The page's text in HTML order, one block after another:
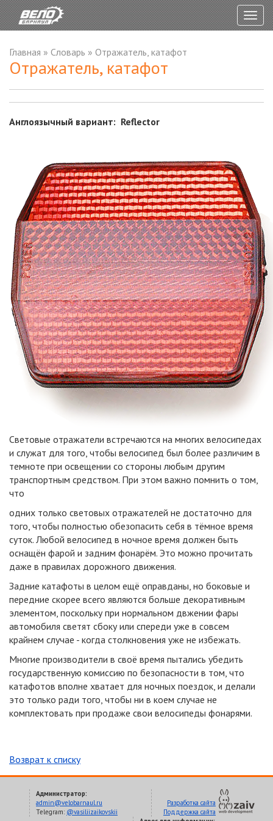
Главная » Словарь » Отражатель, катафот
Отражатель, катафот
Англоязычный вариант: Reflector
Световые отражатели встречаются на многих велосипедах
и служат для того, чтобы велосипед был более различим в
темноте при освещении со стороны любым другим
транспортным средством. При этом важно помнить о том,
что
одних только световых отражателей не достаточно для
того, чтобы полностью обезопасить себя в тёмное время
суток. Любой велосипед в ночное время должен быть
оснащён фарой и задним фонарём. Это можно прочитать
даже в правилах дорожного движения.
Задние катафоты в целом ещё оправданы, но боковые и
передние скорее всего являются больше декоративным
элементом, поскольку при нормальном двжении фары
автомобиля светят сбоку или спереди уже в совсем
крайнем случае - когда столкновения уже не избежать.
Многие производители в своё время пытались убедить
государственную комиссию по безопасности в том, что
катафотов вполне хватает для ночных поездок, и делали
это только ради того, чтобы ни в коем случае не
комплектовать при продаже свои велосипеды фонарями.
Возврат к списку
Разработка сайта
Поддержка сайта
Администратор:
admin@velobarnaul.ru
Telegram: @vasiliizaikovskii